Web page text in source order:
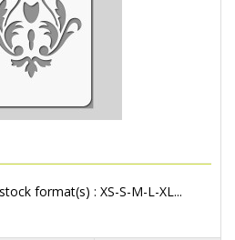
format(s) : XS-S-M-L-XL...